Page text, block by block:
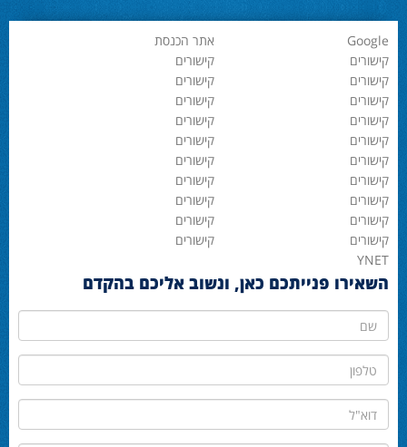
Google אתר הכנסת
YNET
קישורים קישורים
קישורים קישורים
קישורים קישורים
קישורים קישורים
קישורים קישורים
קישורים קישורים
קישורים קישורים
קישורים קישורים
קישורים קישורים
קישורים קישורים
השאירו פנייתכם כאן, ונשוב אליכם בהקדם
שם
טלפון
דוא"ל